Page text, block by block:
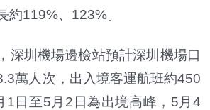
約119%、123%。
深圳機場邊檢站預計深圳機場口
萬人次，出入境客運航班約450
1日至5月2日為出境高峰，5月4